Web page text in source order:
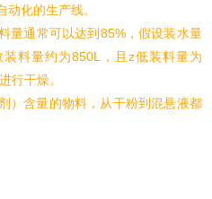
化的生产线。
量通常可以达到85%，假设装水量
料量约为850L，且z低装料量为
行干燥。
）含量的物料，从干粉到混悬液都